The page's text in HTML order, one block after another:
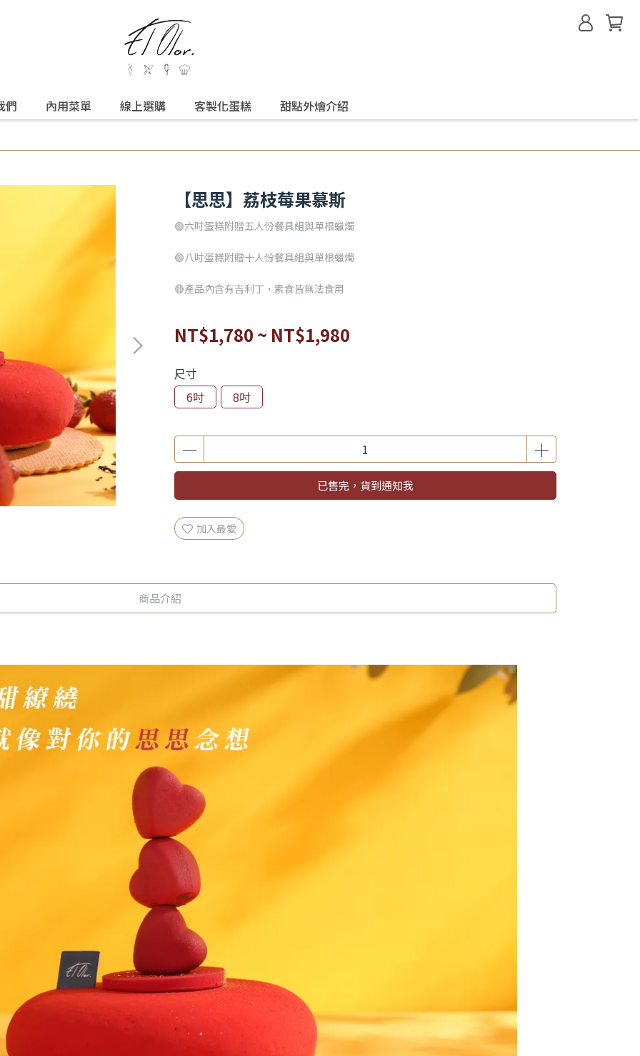
們 內用菜單 線上選購 客製化蛋糕 甜點外燴介紹
【思思】荔枝莓果慕斯
🟢六吋蛋糕附贈五人份餐具組與單根蠟燭
🟢八吋蛋糕附贈十人份餐具組與單根蠟燭
🔴產品內含有吉利丁，素食皆無法食用
NT$1,780 ~ NT$1,980
尺寸
6吋
8吋
已售完，貨到通知我
加入最愛
商品介紹